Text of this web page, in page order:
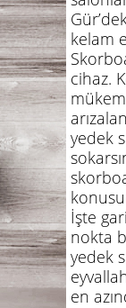
kelam
cihaz.
yedek
İşte
nokta
yedek
en